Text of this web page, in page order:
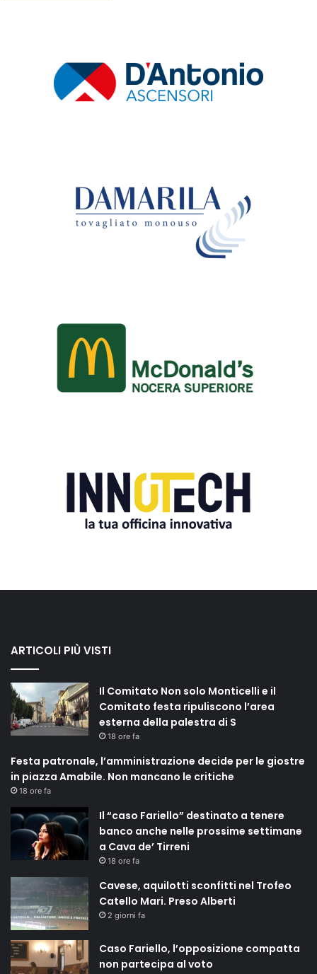
ARTICOLI PIÙ VISTI
Il Comitato Non solo Monticelli e il
Comitato festa ripuliscono l’area
esterna della palestra di S
18 ore fa
Festa patronale, l’amministrazione decide per le giostre
in piazza Amabile. Non mancano le critiche
18 ore fa
Il “caso Fariello” destinato a tenere
banco anche nelle prossime settimane
a Cava de’ Tirreni
18 ore fa
Cavese, aquilotti sconfitti nel Trofeo
Catello Mari. Preso Alberti
2 giorni fa
Caso Fariello, l’opposizione compatta
non partecipa al voto